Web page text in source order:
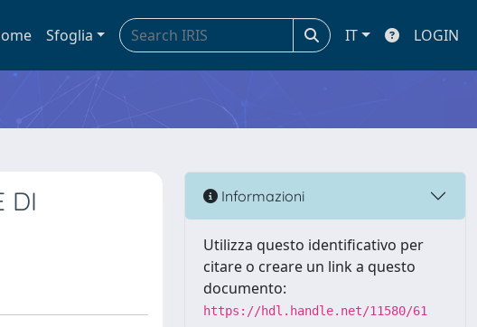
Sfoglia IT LOGIN
DI
Informazioni
Utilizza questo identificativo per
citare o creare un link a questo
documento:
https://hdl.handle.net/11580/61